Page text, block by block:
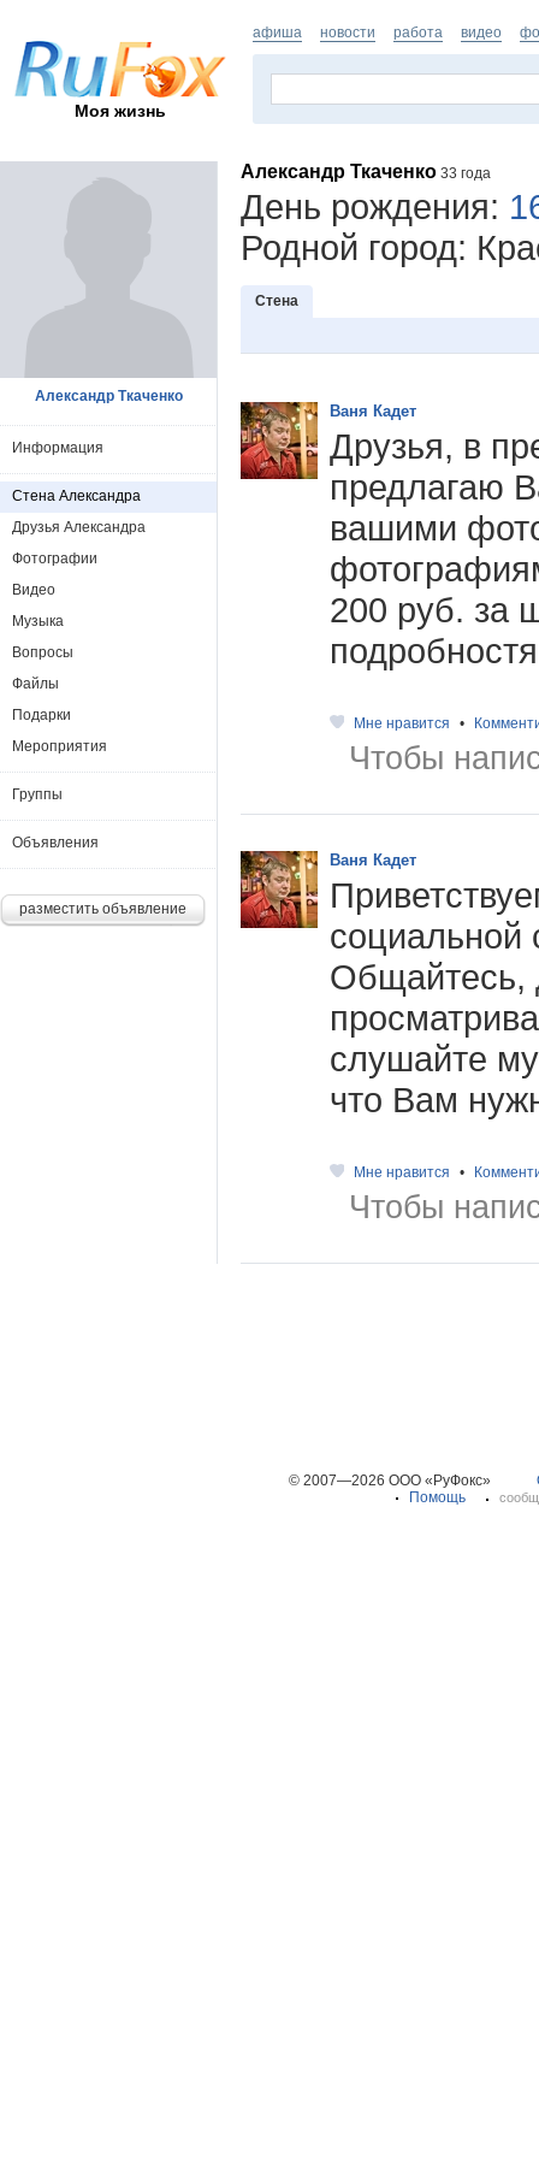
Моя жизнь
афиша новости работа видео
Александр Ткаченко 33 года
День рождения:
Родной город:
Стена
Ваня Кадет
Друзья, в
предлагаю
вашими
200 руб. за
Мне нравится •
Чтобы
Ваня Кадет
Общайтесь,
слушайте
что Вам
Мне нравится •
Чтобы
Александр Ткаченко
Информация
Стена Александра
Друзья Александра
Фотографии
Видео
Музыка
Вопросы
Файлы
Подарки
Мероприятия
Группы
Объявления
разместить объявление
© 2007—2026 ООО «РуФокс»
Помощь